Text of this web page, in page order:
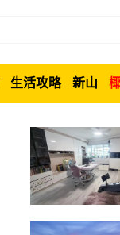
生活攻略 新山
1
2